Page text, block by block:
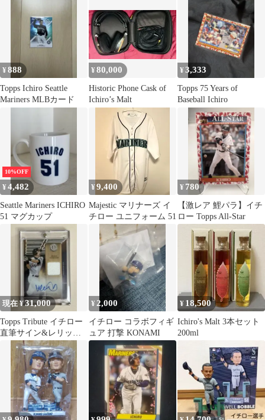
¥888
Topps Ichiro Seattle
Mariners MLBカード
¥80,000
Historic Phone Cask of
Ichiro’s Malt
¥3,333
Topps 75 Years of
Baseball Ichiro
10%OFF
¥4,482
Seattle Mariners ICHIRO
51 マグカップ
¥9,400
Majestic マリナーズ イ
チロー ユニフォーム 51
¥ 780
【激レア 鯉パラ】イチ
ロー Topps All-Star
現在 ¥31,000
Topps Tribute イチロー
直筆サイン&レリック
auto 99シリ
¥ 2,000
イチロー コラボフィギ
ュア 打撃 KONAMI
¥ 18,500
Ichiro's Malt 3本セット
200ml